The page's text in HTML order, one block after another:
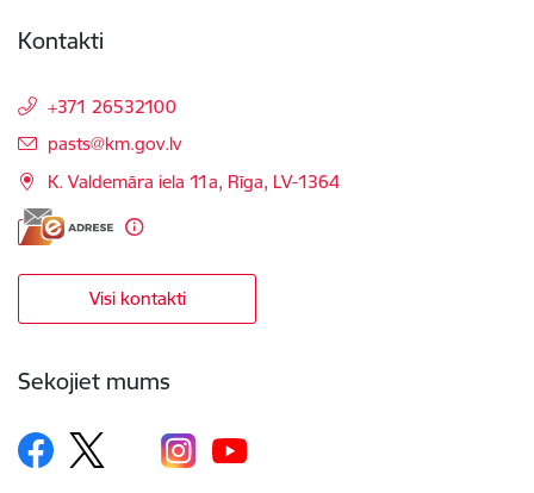
Kontakti
+371 26532100
E-pasts:
pasts@km.gov.lv
K. Valdemāra iela 11a, Rīga, LV-1364
Visi kontakti
Sekojiet mums